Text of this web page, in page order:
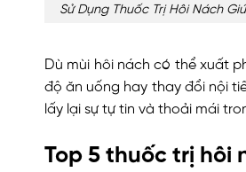
Sử Dụng Thuốc Trị Hôi Nách
Dù mùi hôi nách có thể xuất
độ ăn uống hay thay đổi nội
lấy lại sự tự tin và thoải mái
Top 5 thuốc trị hôi